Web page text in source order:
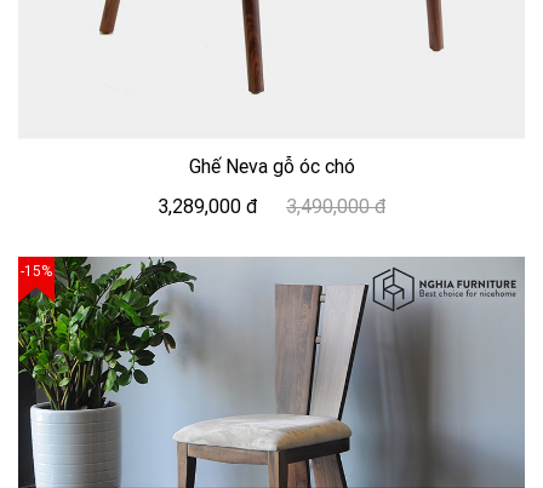
Ghế Neva gỗ óc chó
3,289,000 đ
3,490,000 đ
-15%